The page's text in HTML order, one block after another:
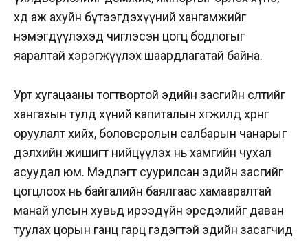
хөдөө аж ахуйн бүтээгдэхүүний хангамжийг
нэмэгдүүлэхэд чиглэсэн цогц бодлогыг
яаралтай хэрэгжүүлэх шаардлагатай байна.
Урт хугацааны тогтвортой эдийн засгийн өсөлтийг
хангахын тулд хүний капиталын хөгжилд хөрөнгө
оруулалт хийх, боловсролын салбарын чанарыг
дэлхийн жишигт нийцүүлэх нь хамгийн чухал
асуудал юм. Мэдлэгт суурилсан эдийн засгийг
цогцлоох нь байгалийн баялгаас хамааралтай
манай улсын хувьд ирээдүйн эрсдэлийг даван
туулах цорын ганц гарц гэдэгтэй эдийн засагчид